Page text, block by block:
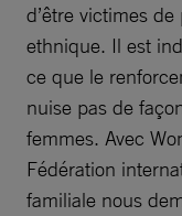
d’être victimes
ethnique. Il est
ce que le
nuise pas de
femmes. Avec
Fédération
familiale nous